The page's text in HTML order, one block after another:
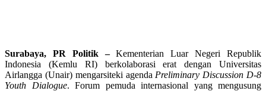
Surabaya, PR Politik –Kementerian Luar Negeri Republik
Indonesia (Kemlu RI) berkolaborasi erat dengan Universitas
Airlangga (Unair) mengarsiteki agenda Preliminary Discussion D-8
Youth Dialogue. Forum pemuda internasional yang mengusung